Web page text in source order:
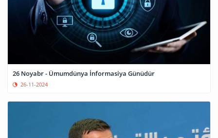
26 Noyabr - Ümumdünya İnformasiya Günüdür
26-11-2024